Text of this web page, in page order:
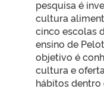
pesquisa é
cultura
cinco escolas
ensino de
objetivo é
cultura e
hábitos